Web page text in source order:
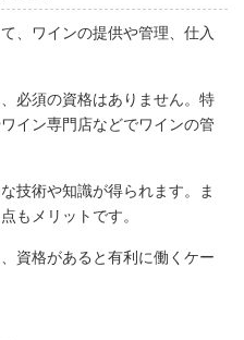
、ワインの提供や管理、仕入
必須の資格はありません。特
イン専門店などでワインの管
技術や知識が得られます。ま
もメリットです。
資格があると有利に働くケー